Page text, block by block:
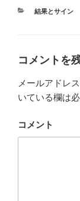
カ
ー
結果とサイン
コメントを
メールアドレ
いている欄は
コメント